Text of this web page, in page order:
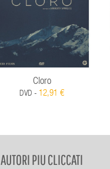
Cloro
DVD - 12,91 €
AUTORI PIU CLICCATI